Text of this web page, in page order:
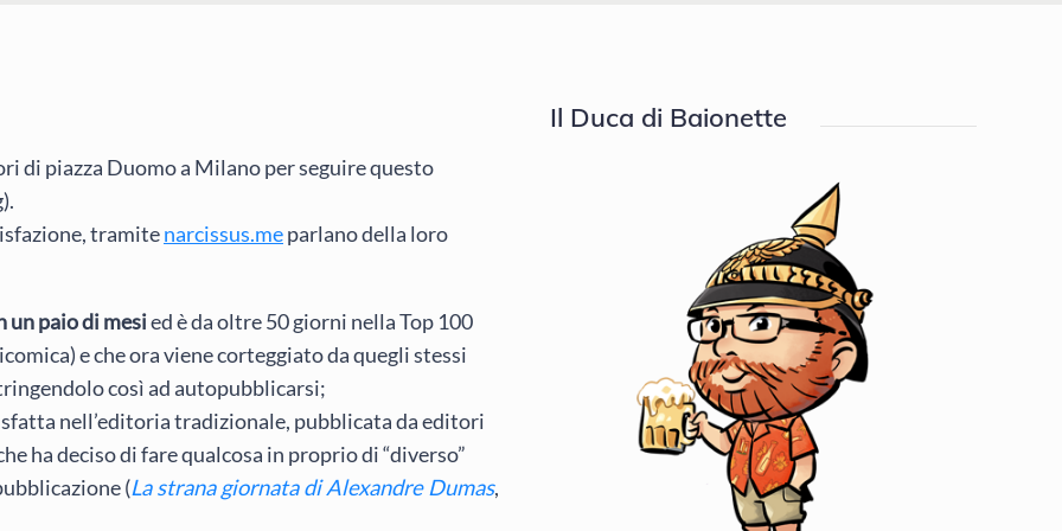
di piazza Duomo a Milano per seguire questo
tramitenarcissus.meparlano della loro
un paio di mesied è da oltre 50 giorni nella Top 100
e che ora viene corteggiato da quegli stessi
così ad autopubblicarsi;
nell’editoria tradizionale, pubblicata da editori
ha deciso di fare qualcosa in proprio di “diverso”
(La strana giornata di Alexandre Dumas,
Il Duca di Baionette